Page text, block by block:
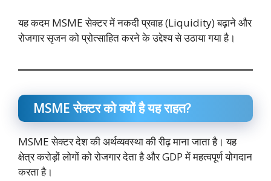
यह कदम MSME सेक्टर में नकदी प्रवाह (Liquidity) बढ़ाने और
रोजगार सृजन को प्रोत्साहित करने के उद्देश्य से उठाया गया है।
MSME सेक्टर को क्यों है यह राहत?
MSME सेक्टर देश की अर्थव्यवस्था की रीढ़ माना जाता है। यह
क्षेत्र करोड़ों लोगों को रोजगार देता है और GDP में महत्वपूर्ण योगदान
करता है।